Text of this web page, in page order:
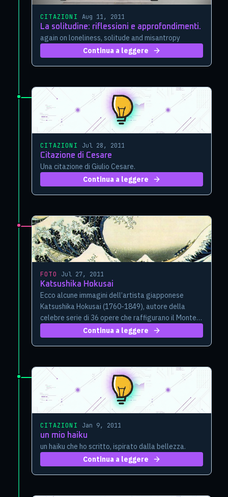
CITAZIONI ·Aug 11, 2011
La solitudine: riflessioni e approfondimenti.
again on loneliness, solitude and misantropy
Continua a leggere
CITAZIONI
Jul 28, 2011
Citazione di Cesare
Una citazione di Giulio Cesare.
Continua a leggere
FOTO
Jul 27, 2011
Katsushika Hokusai
Ecco alcune immagini dell’artista giapponese
Katsushika Hokusai (1760-1849), autore della
celebre serie di 36 opere che raffigurano il Monte
Continua a leggere
CITAZIONI
Jan 9, 2011
un mio haiku
un haiku che ho scritto, ispirato dalla bellezza.
Continua a leggere